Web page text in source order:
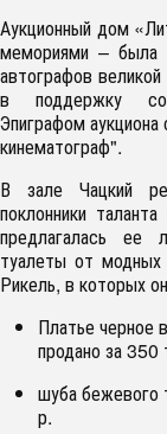
Аукционный дом
мемориями – была
автографов
в поддержку
Эпиграфом
кинематограф".
В зале Чацкий
поклонники
предлагалась ее
туалеты от
Рикель, в которых
Платье черное
продано за 350
шуба бежевого
р.